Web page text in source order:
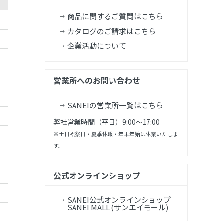
商品に関するご質問はこちら
カタログのご請求はこちら
企業活動について
営業所へのお問い合わせ
SANEIの営業所一覧はこちら
弊社営業時間（平日）9:00～17:00
※土日祝祭日・夏季休暇・年末年始は休業いたしま
す。
公式オンラインショップ
SANEI公式オンラインショップ
SANEI MALL (サンエイモール)